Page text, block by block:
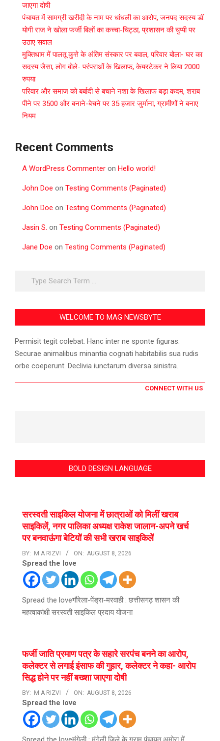
जाएगा दोषी
पंचायत में सामग्री खरीदी के नाम पर धांधली का आरोप, जनपद सदस्य डॉ.
योगी राज ने खोला फर्जी बिलों का कच्चा-चिट्ठा, प्रशासन की चुप्पी पर
उठाए सवाल
मुक्तिधाम में पालतू कुत्ते के अंतिम संस्कार पर बवाल, परिवार बोला- घर का
सदस्य जैसा, लोग बोले- परंपराओं के खिलाफ, केयरटेकर ने लिया 2000
रुपया
परिवार और समाज को बर्बादी से बचाने नशा के खिलाफ बड़ा कदम, शराब
पीने पर 3500 और बनाने-बेचने पर 35 हजार जुर्माना, ग्रामीणों ने बनाए
नियम
Recent Comments
A WordPress Commenter on Hello world!
John Doe on Testing Comments (Paginated)
John Doe on Testing Comments (Paginated)
Jasin S. on Testing Comments (Paginated)
Jane Doe on Testing Comments (Paginated)
WELCOME TO MAG NEWSBYTE
Permisit tegit colebat. Hanc inter ne sponte figuras.
Securae animalibus minantia cognati habitabilis sua rudis
orbe coeperunt. Declivia iunctarum diversa sinistra.
CONNECT WITH US
BOLD DESIGN LANGUAGE
सरस्वती साइकिल योजना में छात्राओं को मिलीं खराब
साइकिलें, नगर पालिका अध्यक्ष राकेश जालान-अपने खर्च
पर बनवाऊंगा बेटियों की सभी खराब साइकिलें
BY: M A RIZVI ON: AUGUST 8, 2026
Spread the love
Spread the loveगौरेला-पेंड्रा-मरवाही : छत्तीसगढ़ शासन की
महत्वाकांक्षी सरस्वती साइकिल प्रदाय योजना
फर्जी जाति प्रमाण पत्र के सहारे सरपंच बनने का आरोप,
कलेक्टर से लगाई इंसाफ की गुहार, कलेक्टर ने कहा- आरोप
सिद्ध होने पर नहीं बख्शा जाएगा दोषी
BY: M A RIZVI ON: AUGUST 8, 2026
Spread the love